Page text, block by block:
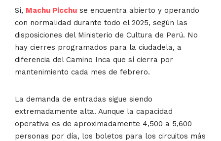
Sí, Machu Picchu se encuentra abierto y operando
con normalidad durante todo el 2025, según las
disposiciones del Ministerio de Cultura de Perú. No
hay cierres programados para la ciudadela, a
diferencia del Camino Inca que sí cierra por
mantenimiento cada mes de febrero.
La demanda de entradas sigue siendo
extremadamente alta. Aunque la capacidad
operativa es de aproximadamente 4,500 a 5,600
personas por día, los boletos para los circuitos más